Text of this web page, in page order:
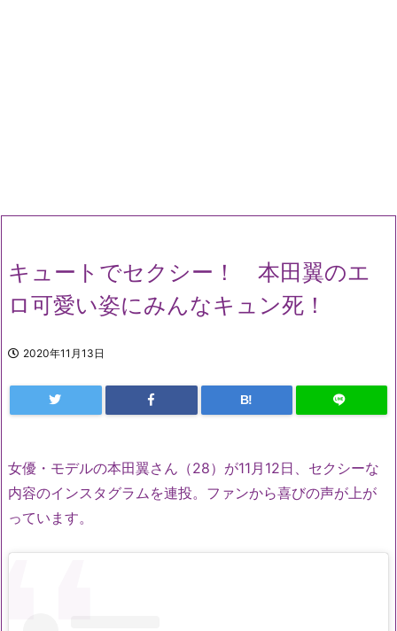
キュートでセクシー！ 本田翼のエ
ロ可愛い姿にみんなキュン死！
2020年11月13日
B!
女優・モデルの本田翼さん（28）が11月12日、セクシーな
内容のインスタグラムを連投。ファンから喜びの声が上が
っています。